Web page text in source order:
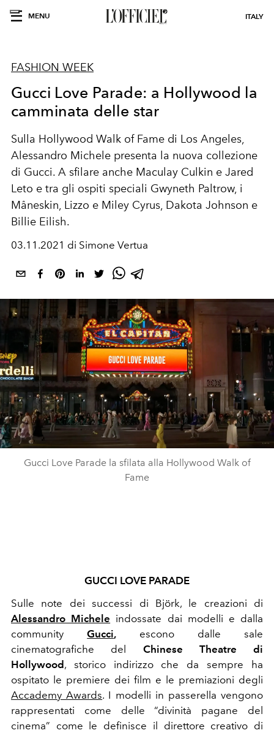
MENU ITALY
FASHION WEEK
Gucci Love Parade: a Hollywood la
camminata delle star
Sulla Hollywood Walk of Fame di Los Angeles,
Alessandro Michele presenta la nuova collezione
di Gucci. A sfilare anche Maculay Culkin e Jared
Leto e tra gli ospiti speciali Gwyneth Paltrow, i
Måneskin, Lizzo e Miley Cyrus, Dakota Johnson e
Billie Eilish.
03.11.2021 di Simone Vertua
Gucci Love Parade la sfilata alla Hollywood Walk of
Fame
GUCCI LOVE PARADE
Sulle note dei successi di Björk, le creazioni di
Alessandro Michele indossate dai modelli e dalla
communityGucci, escono dalle sale
cinematografiche del Chinese Theatre di
Hollywood , storico indirizzo che da sempre ha
ospitato le premiere dei film e le premiazioni degli
Accademy Awards. I modelli in passerella vengono
rappresentati come delle “divinità pagane del
cinema” come le definisce il direttore creativo di